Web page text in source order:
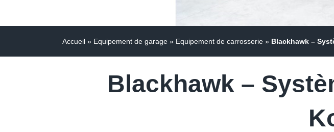
Accueil » Equipement de garage » Equipement de carrosserie » Blackhawk –
Blackhawk –